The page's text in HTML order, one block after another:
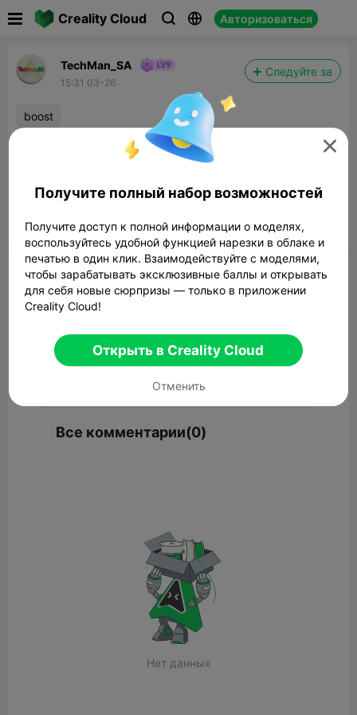
Creality Cloud   Авторизоваться
TechMan_SA
15:31 03-26
Следуйте за
boost
Thank you very much@Hakroddun
sincerely appreciated.
 Сообщить об этом 9 
Комментарий
Все комментарии(0)
Нет данных

Получите полный набор возможностей
Получите доступ к полной информации о моделях,
воспользуйтесь удобной функцией нарезки в облаке и
печатью в один клик. Взаимодействуйте с моделями,
чтобы зарабатывать эксклюзивные баллы и открывать
для себя новые сюрпризы — только в приложении
Creality Cloud!
Открыть в Creality Cloud
Отменить